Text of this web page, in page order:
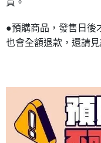
●預購商品，發售日後
也會全額退款，還請見